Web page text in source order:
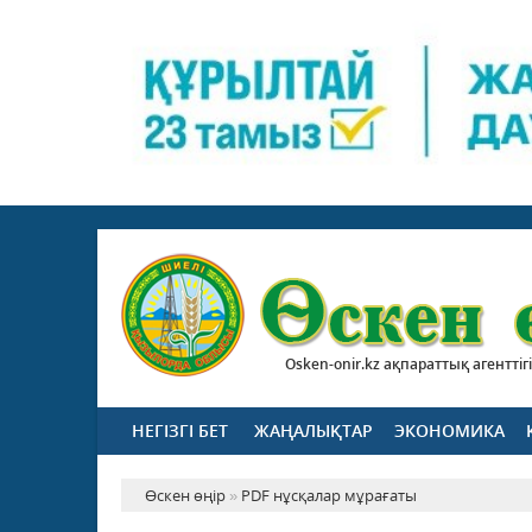
Osken-onir.kz ақпараттық агенттігі
НЕГІЗГІ БЕТ ЖАҢАЛЫҚТАР ЭКОНОМИКА
Өскен өңір » PDF нұсқалар мұрағаты